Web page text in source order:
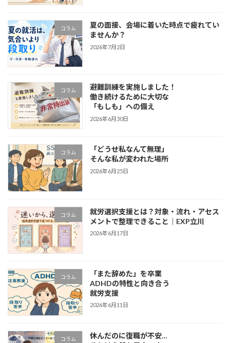
コラム
夏の面接、会場に着いた時点で疲れてい
ませんか？
2026年7月2日
コラム
避難訓練を実施しました！
働き続けるために大切な
「もしも」への備え
2026年6月30日
コラム
「どうせ私なんて無理」
そんな私が変われた場所
2026年6月25日
コラム
就労選択支援とは？対象・流れ・アセス
メントで整理できること｜EXP立川
2026年6月17日
コラム
「また辞めた」を卒業
ADHDの特性と向き合う
就労支援
2026年6月11日
コラム
休んだのに復職が不安…